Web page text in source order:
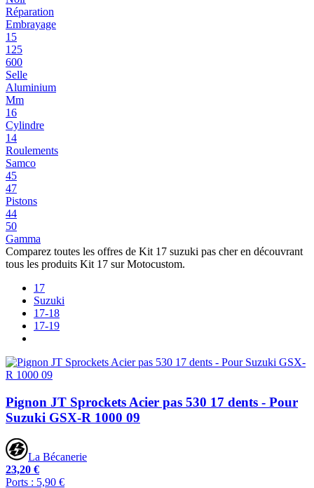
Réparation
Embrayage
15
125
600
Selle
Aluminium
Mm
16
Cylindre
14
Roulements
Samco
45
47
Pistons
44
50
Gamma
Comparez toutes les offres de Kit 17 suzuki pas cher en découvrant
tous les produits Kit 17 sur Motocustom.
17
Suzuki
17-18
17-19
Pignon JT Sprockets Acier pas 530 17 dents - Pour
Suzuki GSX-R 1000 09
La Bécanerie
23,20 €
Ports : 5,90 €